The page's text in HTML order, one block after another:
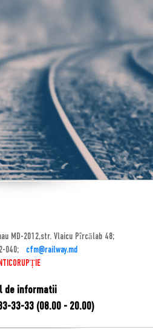
MD-2012,str. Vlaicu Pîrcălab 48;
040;
cfm@railway.md
de informatii
33-33 (08.00 - 20.00)